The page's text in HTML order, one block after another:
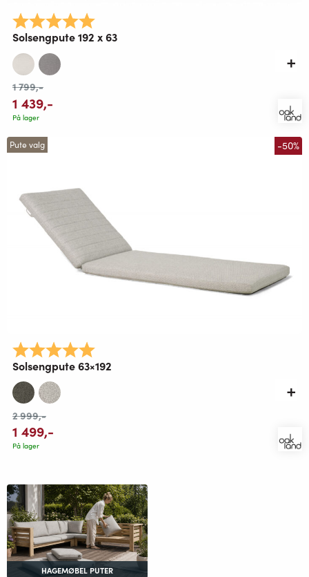
Karakter:
Solsengpute 192 x 63
1 799,-
1 439,-
På lager
Pute valg -50%
Karakter:
Solsengpute 63×192
2 999,-
1 499,-
På lager
HAGEMØBEL PUTER